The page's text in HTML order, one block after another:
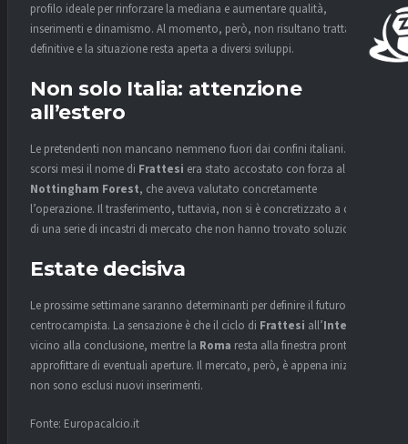
profilo ideale per rinforzare la mediana e aumentare qualità,
inserimenti e dinamismo. Al momento, però, non risultano trattative
definitive e la situazione resta aperta a diversi sviluppi.
Non solo Italia: attenzione
all’estero
Le pretendenti non mancano nemmeno fuori dai confini italiani. Negli
scorsi mesi il nome di Frattesi era stato accostato con forza al
Nottingham Forest, che aveva valutato concretamente
l’operazione. Il trasferimento, tuttavia, non si è concretizzato a causa
di una serie di incastri di mercato che non hanno trovato soluzione.
Estate decisiva
Le prossime settimane saranno determinanti per definire il futuro del
centrocampista. La sensazione è che il ciclo di Frattesi all’Inter
vicino alla conclusione, mentre la Roma resta alla finestra pronta ad
approfittare di eventuali aperture. Il mercato, però, è appena iniziato e
non sono esclusi nuovi inserimenti.
Fonte: Europacalcio.it